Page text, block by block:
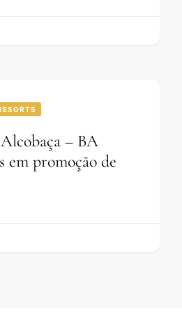
– BA
em promoção de